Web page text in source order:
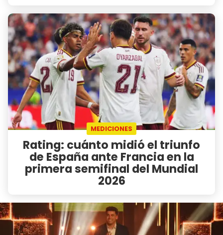
MEDICIONES
Rating: cuánto midió el triunfo
de España ante Francia en la
primera semifinal del Mundial
2026